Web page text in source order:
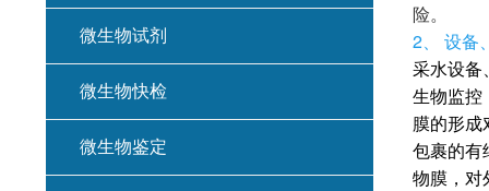
险。
2、 设备
采水设备
生物监控
膜的形
包裹的有
物膜，对
微生物试剂
微生物快检
微生物鉴定